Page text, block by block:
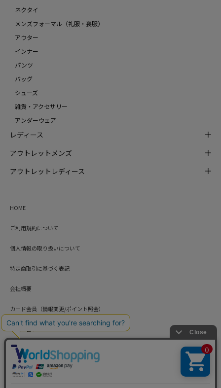
ネクタイ
メンズフォーマル（礼服・喪服）
アウター
インナー
パンツ
バッグ
シューズ
雑貨・アクセサリー
アンダーウェア
レディース
アウトレットメンズ
アウトレットレディース
HOME
ご利用規約について
個人情報の取り扱いについて
特定商取引に基づく表記
会社概要
カード会員（情報変更/ポイント照会）